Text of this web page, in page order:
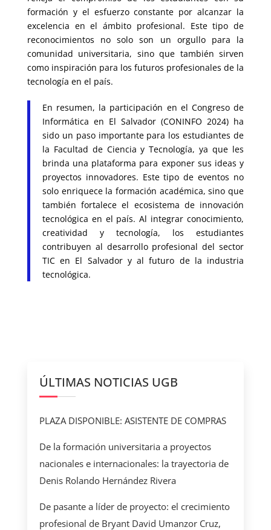
formación y el esfuerzo constante por alcanzar la
excelencia en el ámbito profesional. Este tipo de
reconocimientos no solo son un orgullo para la
comunidad universitaria, sino que también sirven
como inspiración para los futuros profesionales de la
tecnología en el país.
En resumen, la participación en el Congreso de
Informática en El Salvador (CONINFO 2024) ha
sido un paso importante para los estudiantes de
la Facultad de Ciencia y Tecnología, ya que les
brinda una plataforma para exponer sus ideas y
proyectos innovadores. Este tipo de eventos no
solo enriquece la formación académica, sino que
también fortalece el ecosistema de innovación
tecnológica en el país. Al integrar conocimiento,
creatividad y tecnología, los estudiantes
contribuyen al desarrollo profesional del sector
TIC en El Salvador y al futuro de la industria
tecnológica.
ÚLTIMAS NOTICIAS UGB
PLAZA DISPONIBLE: ASISTENTE DE COMPRAS
De la formación universitaria a proyectos
nacionales e internacionales: la trayectoria de
Denis Rolando Hernández Rivera
De pasante a líder de proyecto: el crecimiento
profesional de Bryant David Umanzor Cruz,